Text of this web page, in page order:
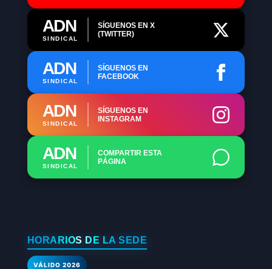
ADN
SINDICAL
SÍGUENOS EN X
(TWITTER)
ADN
SINDICAL
SÍGUENOS EN
FACEBOOK
ADN
SINDICAL
SÍGUENOS EN
INSTAGRAM
ADN
SINDICAL
COMPARTIR ESTA
PÁGINA
HORARIOS DE LA SEDE
VÁLIDO 2026